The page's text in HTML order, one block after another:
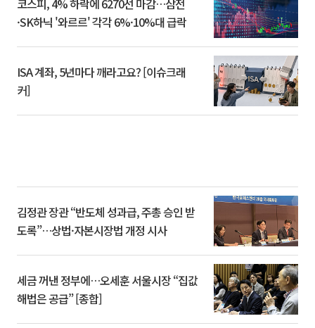
코스피, 4% 하락에 6270선 마감…삼전
·SK하닉 '와르르' 각각 6%·10%대 급락
ISA 계좌, 5년마다 깨라고요? [이슈크래
커]
김정관 장관 “반도체 성과급, 주총 승인 받
도록”…상법·자본시장법 개정 시사
세금 꺼낸 정부에…오세훈 서울시장 “집값
해법은 공급” [종합]